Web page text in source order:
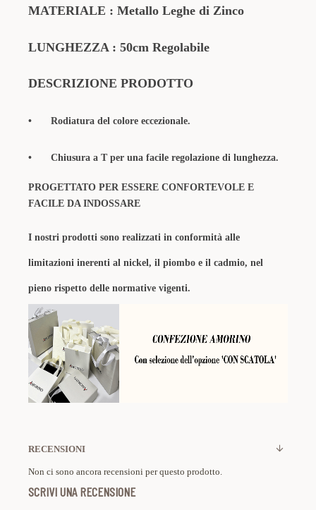
MATERIALE : Metallo Leghe di Zinco
LUNGHEZZA : 50cm Regolabile
DESCRIZIONE PRODOTTO
• Rodiatura del colore eccezionale.
• Chiusura a T per una facile regolazione di lunghezza.
PROGETTATO PER ESSERE CONFORTEVOLE E
FACILE DA INDOSSARE
I nostri prodotti sono realizzati in conformità alle
limitazioni inerenti al nickel, il piombo e il cadmio, nel
pieno rispetto delle normative vigenti.
RECENSIONI
Non ci sono ancora recensioni per questo prodotto.
SCRIVI UNA RECENSIONE